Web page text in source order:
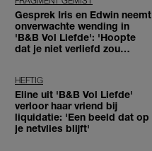
Gesprek Iris en Edwin neemt
onverwachte wending in
'B&B Vol Liefde': 'Hoopte
dat je niet verliefd zou
HEFTIG
Eline uit 'B&B Vol Liefde'
verloor haar vriend bij
liquidatie: 'Een beeld dat op
je netvlies blijft'